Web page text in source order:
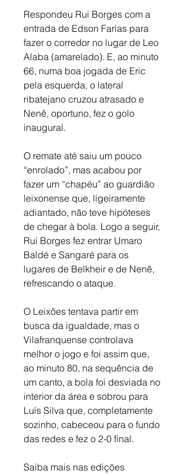
Respondeu Rui Borges com a
entrada de Edson Farias para
fazer o corredor no lugar de Leo
Alaba (amarelado). E, ao minuto
66, numa boa jogada de Eric
pela esquerda, o lateral
ribatejano cruzou atrasado e
Nenê, oportuno, fez o golo
inaugural.
O remate até saiu um pouco
“enrolado”, mas acabou por
fazer um “chapéu” ao guardião
leixonense que, ligeiramente
adiantado, não teve hipóteses
de chegar à bola. Logo a seguir,
Rui Borges fez entrar Umaro
Baldé e Sangaré para os
lugares de Belkheir e de Nenê,
refrescando o ataque.
O Leixões tentava partir em
busca da igualdade, mas o
Vilafranquense controlava
melhor o jogo e foi assim que,
ao minuto 80, na sequência de
um canto, a bola foi desviada no
interior da área e sobrou para
Luís Silva que, completamente
sozinho, cabeceou para o fundo
das redes e fez o 2-0 final.
Saiba mais nas edições